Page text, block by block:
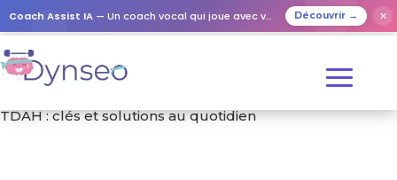
Coach Assist IA — Un coach vocal qui joue avec vos proches Découvrir → ✕
Accueil
/ Accompagner un enfant avec
TDAH : clés et solutions au quotidien